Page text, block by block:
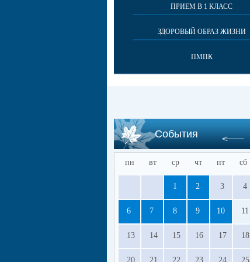
ПРИЕМ В 1 КЛАСС
ЗДОРОВЫЙ ОБРАЗ ЖИЗНИ
ПМПК
События
пн вт ср чт пт сб
1 2 3 4
6 7 8 9 10 11
13 14 15 16 17 18
20 21 22 23 24 25